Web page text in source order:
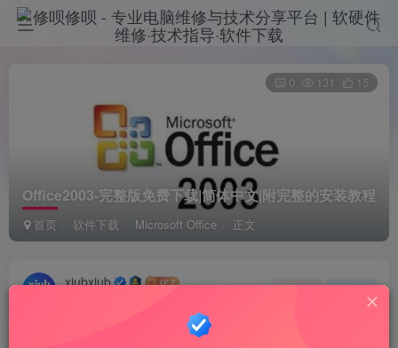
Office2003-完整版免费下载|简体中文|附完整的安装教程
首页 软件下载 Microsoft Office 正文
0 131 15
xiubxiub 关注 私信